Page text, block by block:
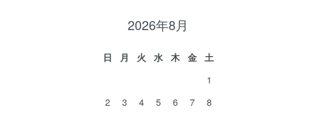
2026年8月
日 月 火 水 木 金
土
1
2
3 4 5 6 7
8